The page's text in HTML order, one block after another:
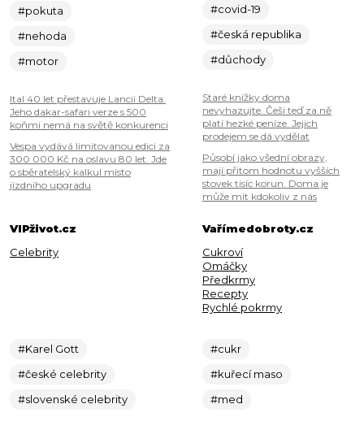
#pokuta
#nehoda
#motor
Ital 40 let přestavuje Lancii Delta.
Jeho dakar-safari verze s 500
koňmi nemá na světě konkurenci
Vespa vydává limitovanou edici za
300 000 Kč na oslavu 80 let. Jde
o sběratelský kalkul místo
jízdního upgradu
#covid-19
#česká republika
#důchody
Staré knížky doma
nevyhazujte. Češi teď za ně
platí hezké peníze. Jejich
prodejem se dá vydělat
Působí jako všední obrazy,
mají přitom hodnotu vyšších
stovek tisíc korun. Doma je
může mít kdokoliv z nás
VIPživot.cz
Celebrity
#Karel Gott
#české celebrity
#slovenské celebrity
Vařímedobroty.cz
Cukroví
Omáčky
Předkrmy
Recepty
Rychlé pokrmy
#cukr
#kuřecí maso
#med